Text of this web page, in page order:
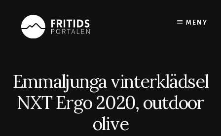
content
MENY
Emmaljunga vinterklädsel
NXT Ergo 2020, outdoor
olive